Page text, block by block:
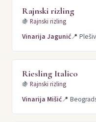
Rajnski rizling
🍇 Rajnski rizling
Vinarija Jagunić📍
Riesling Italico
🍇 Rajnski rizling
Vinarija Mišić📍